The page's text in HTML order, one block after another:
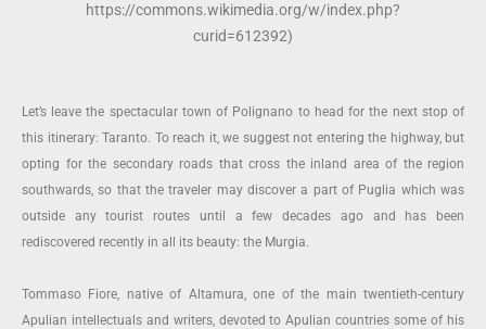
https://commons.wikimedia.org/w/index.php?
curid=612392)
Let’s leave the spectacular town of Polignano to head for the next stop of
this itinerary: Taranto. To reach it, we suggest not entering the highway, but
opting for the secondary roads that cross the inland area of the region
southwards, so that the traveler may discover a part of Puglia which was
outside any tourist routes until a few decades ago and has been
rediscovered recently in all its beauty: the Murgia.
Tommaso Fiore, native of Altamura, one of the main twentieth-century
Apulian intellectuals and writers, devoted to Apulian countries some of his